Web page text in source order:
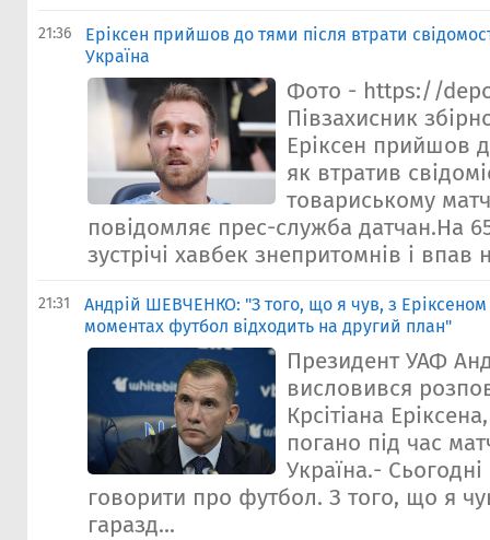
21:36
Еріксен прийшов до тями після втрати
Україна
Фото - https://
Півзахисник
Еріксен прийшов
як втратив
товариському
повідомляє прес-служба датчан.На
зустрічі хавбек знепритомнів і впав
21:31
Андрій ШЕВЧЕНКО: "З того, що я чув, з Еріксеном
моментах футбол відходить на другий план"
Президент УАФ
висловився
Крсітіана
погано під час
Україна.-
говорити про футбол. З того, що я
гаразд...